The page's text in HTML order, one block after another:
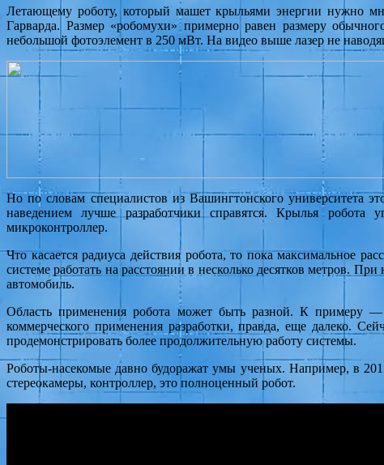
Летающему роботу, который машет крыльями энергии нужно
Гарварда. Размер «робомухи» примерно равен размеру
небольшой фотоэлемент в 250 мВт. На видео выше лазер не
Но по словам специалистов из Вашингтонского университета
наведением лучше разработчики справятся. Крылья робота
микроконтроллер.
Что касается радиуса действия робота, то пока максимальное
системе работать на расстоянии в несколько десятков метров.
автомобиль.
Область применения робота может быть разной. К примеру —
коммерческого применения разработки, правда, еще далеко.
продемонстрировать более продолжительную работу системы.
Роботы-насекомые давно будоражат умы ученых. Например, в
стереокамеры, контроллер, это полноценный робот.